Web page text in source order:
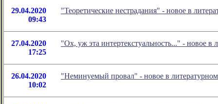
29.04.2020
09:43
"Теоретические нестрадания" - новое в
27.04.2020
17:25
"Ох, уж эта интертекстуальность..." - новое
26.04.2020
10:02
"Неминуемый провал" - новое в